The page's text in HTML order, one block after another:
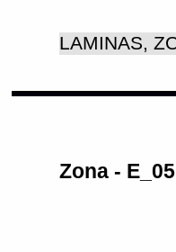
Zona - E_05